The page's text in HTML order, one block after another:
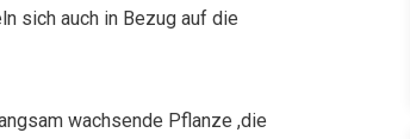
sich auch in Bezug auf die
wachsende Pflanze ,die